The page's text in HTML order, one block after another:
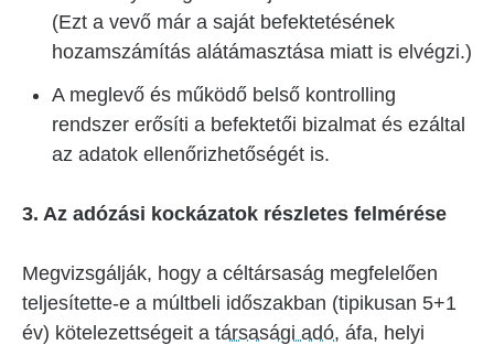
(Ezt a vevő már a saját befektetésének
hozamszámítás alátámasztása miatt is elvégzi.)
A meglevő és működő belső kontrolling
rendszer erősíti a befektetői bizalmat és ezáltal
az adatok ellenőrizhetőségét is.
3. Az adózási kockázatok részletes felmérése
Megvizsgálják, hogy a céltársaság megfelelően
teljesítette-e a múltbeli időszakban (tipikusan 5+1
év) kötelezettségeit a társasági adó, áfa, helyi